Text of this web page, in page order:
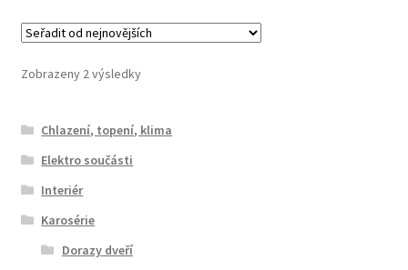
Zobrazeny 2 výsledkySeřazeno
Chlazení, topení, klima
Elektro součásti
Interiér
Karosérie
Dorazy dveří